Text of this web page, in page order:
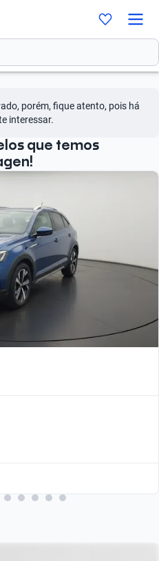
porém, fique atento, pois há
interessar.
que temos